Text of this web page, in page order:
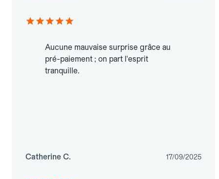
Aucune mauvaise surprise grâce au
pré-paiement ; on part l'esprit
tranquille.
Catherine C. 17/09/2025